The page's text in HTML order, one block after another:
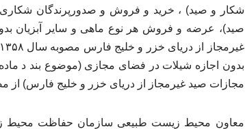
مجازات صید غیرمجاز از دریای خزر و خلیج فارس) از
معاون محیط زیست طبیعی سازمان حفاظت محیط